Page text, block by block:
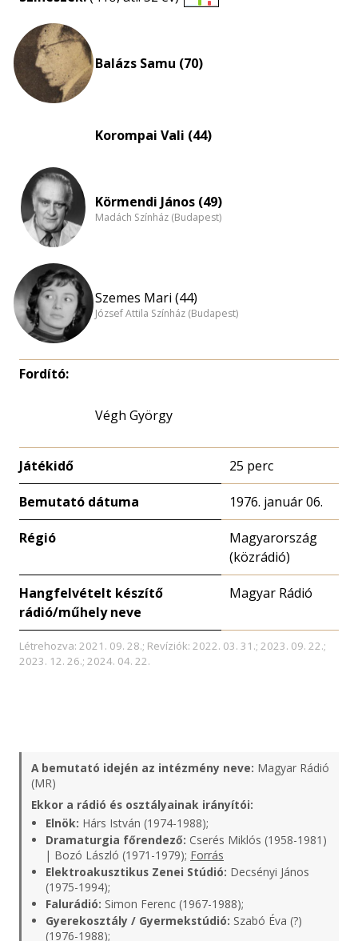
Balázs Samu (70)
Korompai Vali (44)
Körmendi János (49)
Madách Színház (Budapest)
Szemes Mari (44)
József Attila Színház (Budapest)
Fordító:
Végh György
Játékidő 25 perc
Bemutató dátuma 1976. január 06.
Régió
Magyarország
(közrádió)
Hangfelvételt készítő
rádió/műhely neve
Magyar Rádió
Létrehozva: 2021. 09. 28.; Revíziók: 2022. 03. 31.; 2023. 09. 22.;
2023. 12. 26.; 2024. 04. 22.
A bemutató idején az intézmény neve: Magyar Rádió
(MR)
Ekkor a rádió és osztályainak irányítói:
Elnök: Hárs István (1974-1988);
Dramaturgia főrendező: Cserés Miklós (1958-1981)
| Bozó László (1971-1979); Forrás
Elektroakusztikus Zenei Stúdió: Decsényi János
(1975-1994);
Falurádió: Simon Ferenc (1967-1988);
Gyerekosztály / Gyermekstúdió: Szabó Éva (?)
(1976-1988);